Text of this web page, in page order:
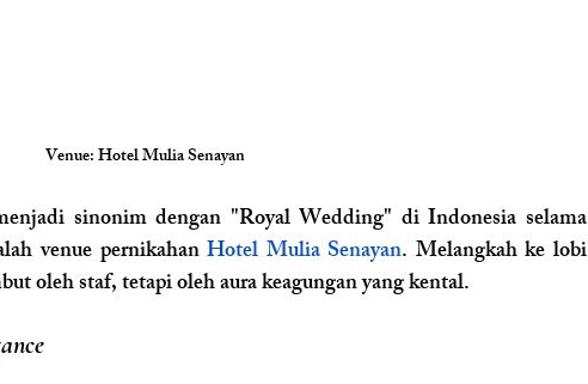
Venue: Hotel Mulia Senayan
sinonim dengan "Royal Wedding" di Indonesia selama
venue pernikahan Hotel Mulia Senayan. Melangkah ke lobi
oleh staf, tetapi oleh aura keagungan yang kental.